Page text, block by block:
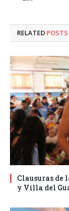
RELATED POSTS
Clausuras de
y Villa del